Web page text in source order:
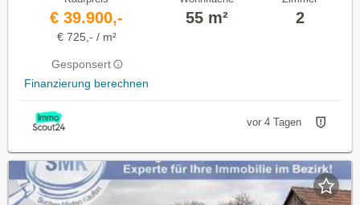
€ 39.900,-
€ 725,- / m²
Gesponsert
Finanzierung berechnen
55 m² 2
vor 4 Tagen